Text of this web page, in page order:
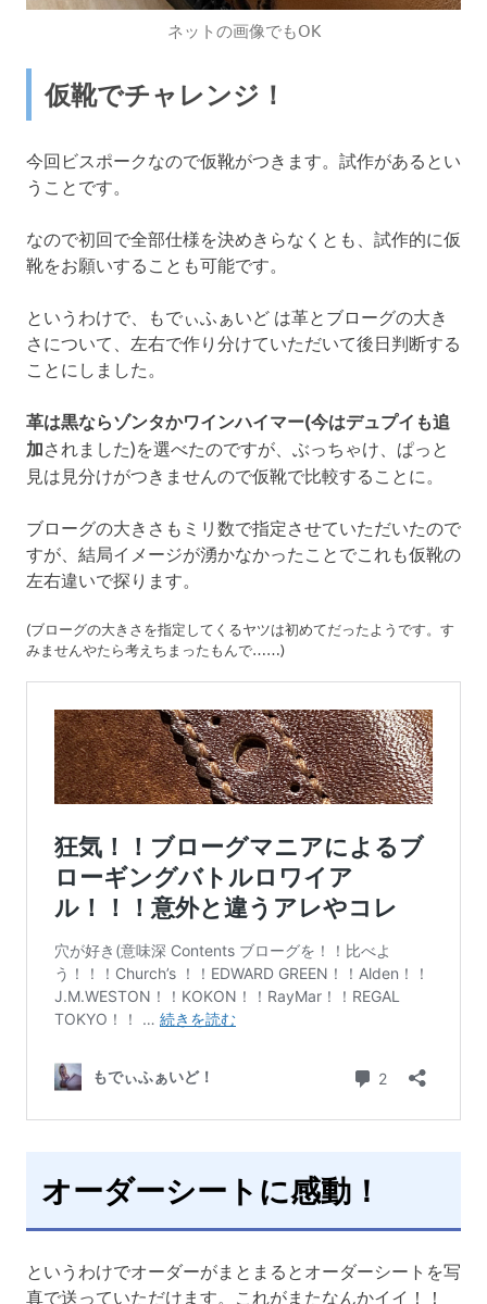
ネットの画像でもOK
仮靴でチャレンジ！
今回ビスポークなので仮靴がつきます。試作があるとい
うことです。
なので初回で全部仕様を決めきらなくとも、試作的に仮
靴をお願いすることも可能です。
というわけで、もでぃふぁいど は革とブローグの大き
さについて、左右で作り分けていただいて後日判断する
ことにしました。
革は黒ならゾンタかワインハイマー(今はデュプイも追
加されました)を選べたのですが、ぶっちゃけ、ぱっと
見は見分けがつきませんので仮靴で比較することに。
ブローグの大きさもミリ数で指定させていただいたので
すが、結局イメージが湧かなかったことでこれも仮靴の
左右違いで探ります。
(ブローグの大きさを指定してくるヤツは初めてだったようです。す
みませんやたら考えちまったもんで……)
オーダーシートに感動！
というわけでオーダーがまとまるとオーダーシートを写
真で送っていただけます。これがまたなんかイイ！！